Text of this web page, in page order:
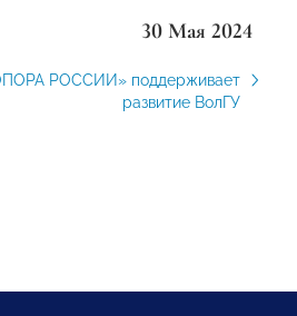
30 Мая 2024
РОССИИ» поддерживает
развитие ВолГУ